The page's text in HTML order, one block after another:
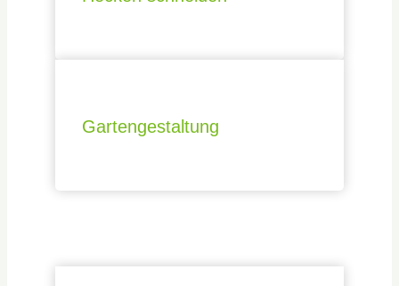
Gartengestaltung